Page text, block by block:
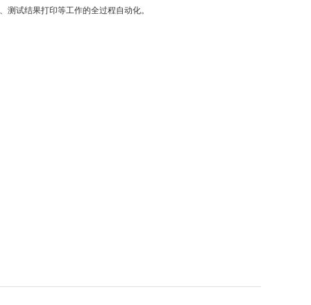
试结果打印等工作的全过程自动化。